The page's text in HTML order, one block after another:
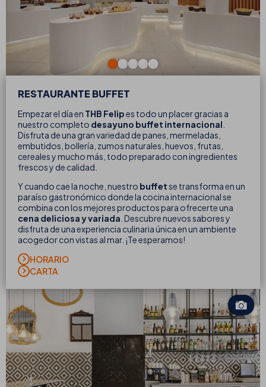
RESTAURANTE BUFFET
Empezar el día en THB Felipes todo un placer gracias a
nuestro completo desayuno buffet internacional
Disfruta de una gran variedad de panes, mermeladas,
embutidos, bollería, zumos naturales, huevos, frutas,
cereales y mucho más, todo preparado con ingredientes
frescos y de calidad.
Y cuando cae la noche, nuestro buffetse transforma en un
paraíso gastronómico donde la cocina internacional se
combina con los mejores productos para ofrecerte una
cena deliciosa y variada . Descubre nuevos sabores y
disfruta de una experiencia culinaria única en un ambiente
acogedor con vistas al mar. ¡Te esperamos!
HORARIO
CARTA